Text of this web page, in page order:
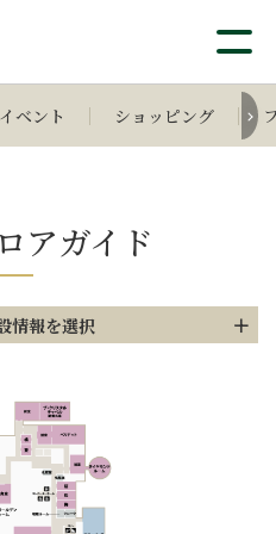
イベント ショッピング
アガイド
情報を選択